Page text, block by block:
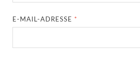
E-MAIL-ADRESSE *